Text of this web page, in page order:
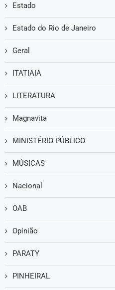
Estado
Estado do Rio de Janeiro
Geral
ITATIAIA
LITERATURA
Magnavita
MINISTÉRIO PÚBLICO
MÚSICAS
Nacional
OAB
Opinião
PARATY
PINHEIRAL